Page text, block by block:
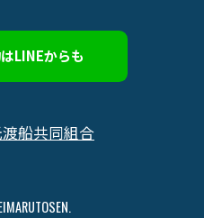
LINEからも
船共同組合